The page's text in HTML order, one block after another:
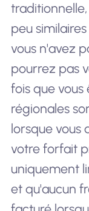
peu
vous n'avez
pourrez pas
fois que vous
régionales
lorsque vous
votre forfait
uniquement
et qu'aucun